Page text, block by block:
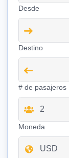
Desde
Destino
# de pasajeros
Moneda